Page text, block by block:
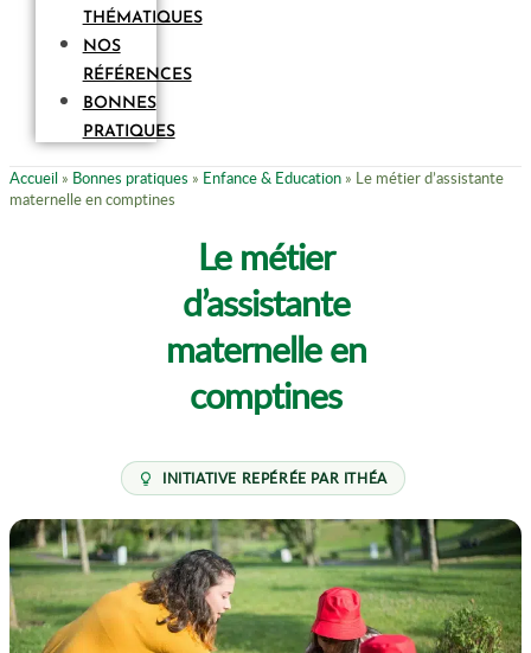
THÉMATIQUES
NOS
RÉFÉRENCES
BONNES
PRATIQUES
Accueil » Bonnes pratiques » Enfance & Education » Le métier d’assistante
maternelle en comptines
Le métier
d’assistante
maternelle en
comptines